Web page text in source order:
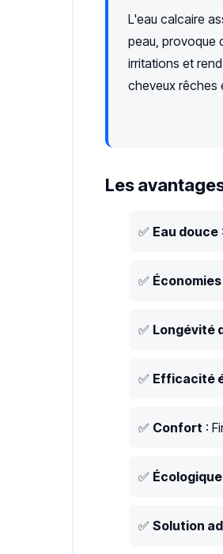
L'eau calcaire
peau, provoque
irritations et
cheveux rêches
Les
✅ Eau douce
✅ Économies
✅ Longévité
✅ Efficacité
✅ Confort :
✅ Écologique
✅ Solution